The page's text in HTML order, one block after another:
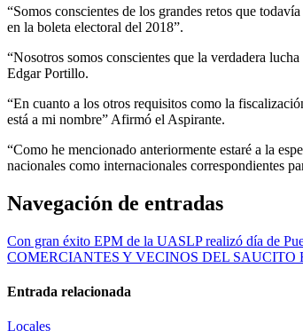
“Somos conscientes de los grandes retos que
en la boleta electoral del 2018”.
“Nosotros somos conscientes que la verdadera
Edgar Portillo.
“En cuanto a los otros requisitos como la
está a mi nombre” Afirmó el Aspirante.
“Como he mencionado anteriormente estaré a la
nacionales como internacionales correspondientes
Navegación de entradas
Con gran éxito EPM de la UASLP realizó día de
COMERCIANTES Y VECINOS DEL
Entrada relacionada
Locales